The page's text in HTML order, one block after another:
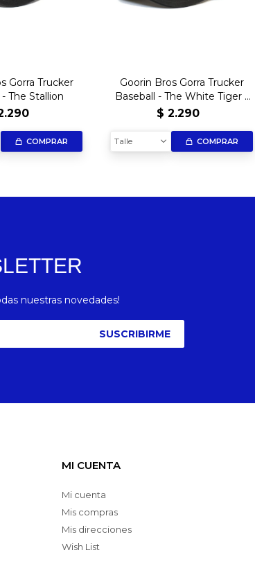
Gorra Trucker
The Stallion
COMPRAR
Goorin Bros Gorra Trucker
Baseball - The White Tiger -
BLK
$ 2.290
Talle COMPRAR
MI CUENTA
Mi cuenta
Mis compras
Mis direcciones
Wish List
nuestras novedades!
SUSCRIBIRME